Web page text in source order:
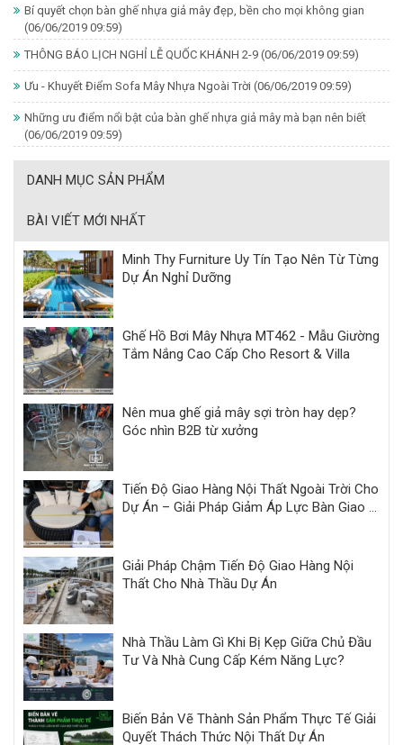
Bí quyết chọn bàn ghế nhựa giả mây đẹp, bền cho mọi không gian
(06/06/2019 09:59)
THÔNG BÁO LỊCH NGHỈ LỄ QUỐC KHÁNH 2-9 (06/06/2019 09:59)
Ưu - Khuyết Điểm Sofa Mây Nhựa Ngoài Trời (06/06/2019 09:59)
Những ưu điểm nổi bật của bàn ghế nhựa giả mây mà bạn nên biết
(06/06/2019 09:59)
DANH MỤC SẢN PHẨM
BÀI VIẾT MỚI NHẤT
Minh Thy Furniture Uy Tín Tạo Nên Từ Từng
Dự Án Nghỉ Dưỡng
Ghế Hồ Bơi Mây Nhựa MT462 - Mẫu Giường
Tắm Nắng Cao Cấp Cho Resort & Villa
Nên mua ghế giả mây sợi tròn hay dẹp?
Góc nhìn B2B từ xưởng
Tiến Độ Giao Hàng Nội Thất Ngoài Trời Cho
Dự Án – Giải Pháp Giảm Áp Lực Bàn Giao |
Giải Pháp Chậm Tiến Độ Giao Hàng Nội
Thất Cho Nhà Thầu Dự Án
Nhà Thầu Làm Gì Khi Bị Kẹp Giữa Chủ Đầu
Tư Và Nhà Cung Cấp Kém Năng Lực?
Biến Bản Vẽ Thành Sản Phẩm Thực Tế Giải
Quyết Thách Thức Nội Thất Dự Án